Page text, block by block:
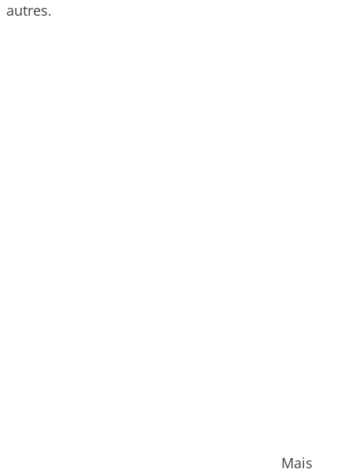
autres.
Mais